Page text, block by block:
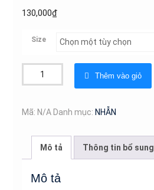
130,000₫
Size
2
Nhẫn
0324
Thêm vào giỏ
Mã: N/A Danh mục: NHẪN
Mô tả Thông tin bổ sung
Mô tả